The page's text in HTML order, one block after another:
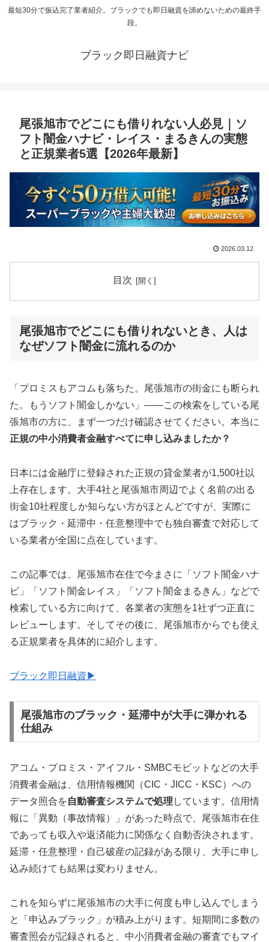
最短30分で振込完了業者紹介。ブラックでも即日融資を諦めないための最終手
段。
ブラック即日融資ナビ
尾張旭市でどこにも借りれない人必見｜ソ
フト闇金ハナビ・レイス・まるきんの実態
と正規業者5選【2026年最新】
2026.03.12
目次
尾張旭市でどこにも借りれないとき、人は
なぜソフト闇金に流れるのか
「プロミスもアコムも落ちた。尾張旭市の街金にも断られ
た。もうソフト闇金しかない」——この検索をしている尾
張旭市の方に、まず一つだけ確認させてください。本当に
正規の中小消費者金融すべてに申し込みましたか？
日本には金融庁に登録された正規の貸金業者が1,500社以
上存在します。大手4社と尾張旭市周辺でよく名前の出る
街金10社程度しか知らない方がほとんどですが、実際に
はブラック・延滞中・任意整理中でも独自審査で対応して
いる業者が全国に点在しています。
この記事では、尾張旭市在住で今まさに「ソフト闇金ハナ
ビ」「ソフト闇金レイス」「ソフト闇金まるきん」などで
検索している方に向けて、各業者の実態を1社ずつ正直に
レビューします。そしてその後に、尾張旭市からでも使え
る正規業者を具体的に紹介します。
ブラック即日融資▶
尾張旭市のブラック・延滞中が大手に弾かれる
仕組み
アコム・プロミス・アイフル・SMBCモビットなどの大手
消費者金融は、信用情報機関（CIC・JICC・KSC）への
データ照合を自動審査システムで処理 しています。信用情
報に「異動（事故情報）」があった時点で、尾張旭市在住
であっても収入や返済能力に関係なく自動否決されます。
延滞・任意整理・自己破産の記録がある限り、大手に申し
込み続けても結果は変わりません。
これを知らずに尾張旭市の大手に何度も申し込んでしまう
と「申込みブラック」が積み上がります。短期間に多数の
審査照会が記録されると、中小消費者金融の審査でもマイ